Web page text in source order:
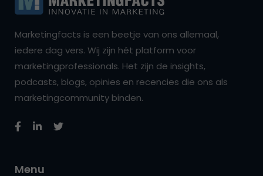
Marketingfacts is een beetje van ons allemaal,
iedere dag vers. Wij zijn hét platform voor
marketingprofessionals. Het zijn de insights,
podcasts, blogs, opinies en recencies die ons als
marketingcommunity binden.
Menu